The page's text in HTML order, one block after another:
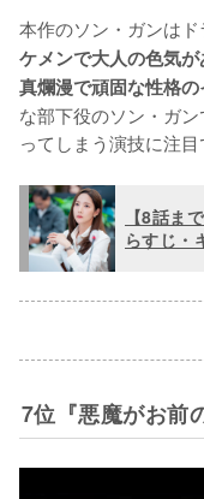
本作のソン・ガンはド
ケメンで大人の色気
真爛漫で頑固な性格
な部下役のソン・ガ
ってしまう演技に注目
【8話ま
らすじ・
7位『悪魔がお前